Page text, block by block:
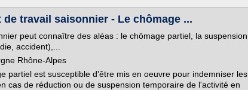
de travail saisonnier - Le chômage ...
peut connaître des aléas : le chômage partiel, la suspension
accident),...
Rhône-Alpes
partiel est susceptible d'être mis en oeuvre pour indemniser les
cas de réduction ou de suspension temporaire de l'activité en